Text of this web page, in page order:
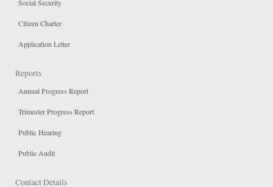
Social Security
Citizen Charter
Application Letter
Reports
Annual Progress Report
Trimester Progress Report
Public Hearing
Public Audit
Contact Details